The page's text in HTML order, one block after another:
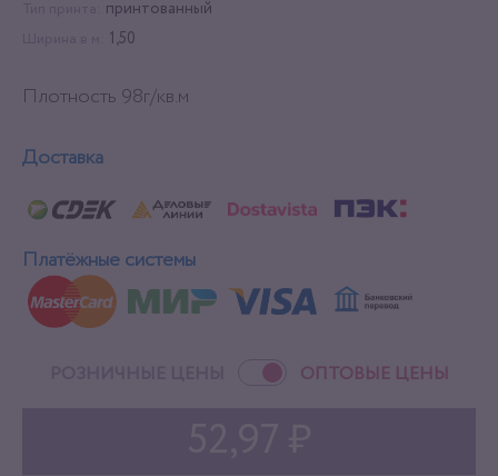
принтованный
1,50
Плотность 98г/кв.м
Доставка
Платёжные системы
ОПТОВЫЕ ЦЕНЫ